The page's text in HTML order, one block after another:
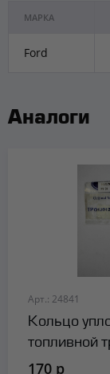
МАРКА
Ford
Аналоги
Арт.: 24841
Кольцо
топливной
(обратка)
170 р